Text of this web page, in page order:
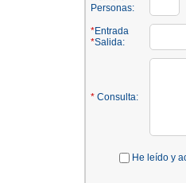
Personas:
*Entrada
*Salida:
* Consulta:
He leído y